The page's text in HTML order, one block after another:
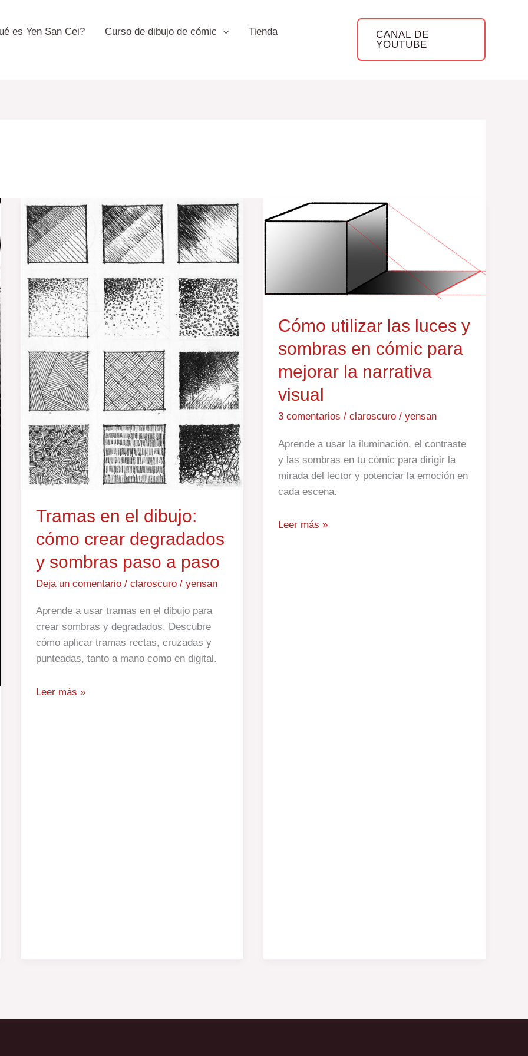
es Yen San Cei? Curso de dibujo de cómic
Tienda
CANAL DE
YOUTUBE
Tramas en el dibujo:
cómo crear degradados
y sombras paso a paso
Deja un comentario / claroscuro/ yensan
Aprende a usar tramas en el dibujo para
crear sombras y degradados. Descubre
cómo aplicar tramas rectas, cruzadas y
punteadas, tanto a mano como en digital.
Tramas
en
el
cómo
crear
degradados
y
paso
a
paso
Leer más »
Cómo utilizar las luces y
sombras en cómic para
mejorar la narrativa
visual
3 comentarios /claroscuro /yensan
Aprende a usar la iluminación, el contraste
y las sombras en tu cómic para dirigir la
mirada del lector y potenciar la emoción en
cada escena.
Cómo
cómic
para
mejorar
la
narrativa
visual
Leer más »